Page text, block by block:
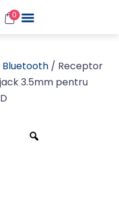
0
Bluetooth / Receptor
3.5mm pentru